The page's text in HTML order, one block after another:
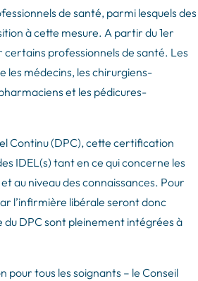
de santé, parmi lesquels des
à cette mesure. A partir du 1er
professionnels de santé. Les
les médecins, les chirurgiens-
et les pédicures-
Continu (DPC), cette certification
IDEL(s) tant en ce qui concerne les
au niveau des connaissances. Pour
l’infirmière libérale seront donc
du DPC sont pleinement intégrées à
tous les soignants – le Conseil